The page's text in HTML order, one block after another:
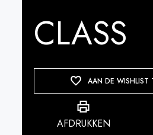
CLASS
AAN DE WISHLIST
AFDRUKKEN